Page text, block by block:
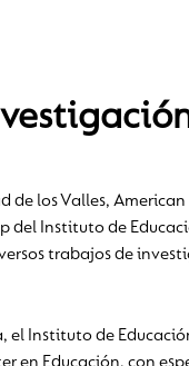
los Valles,
del Instituto de
trabajos de
Instituto de